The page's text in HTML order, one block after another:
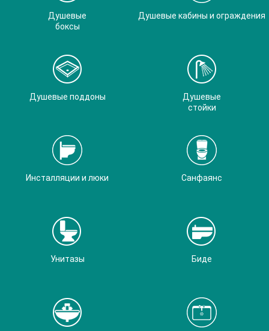
Душевые
боксы
Душевые кабины и ограждения
Душевые поддоны
Душевые
стойки
Инсталляции и люки Санфаянс
Унитазы Биде